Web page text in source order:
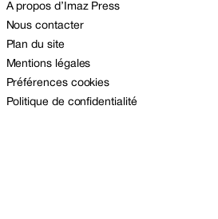
A propos d’Imaz Press
Nous contacter
Plan du site
Mentions légales
Préférences cookies
Politique de confidentialité